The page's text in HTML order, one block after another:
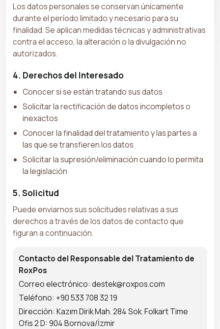
Los datos personales se conservan únicamente
durante el período limitado y necesario para su
finalidad. Se aplican medidas técnicas y administrativas
contra el acceso, la alteración o la divulgación no
autorizados.
4. Derechos del Interesado
Conocer si se están tratando sus datos
Solicitar la rectificación de datos incompletos o
inexactos
Conocer la finalidad del tratamiento y las partes a
las que se transfieren los datos
Solicitar la supresión/eliminación cuando lo permita
la legislación
5. Solicitud
Puede enviarnos sus solicitudes relativas a sus
derechos a través de los datos de contacto que
figuran a continuación.
Contacto del Responsable del Tratamiento de
RoxPos
Correo electrónico: destek@roxpos.com
Teléfono: +90 533 708 32 19
Dirección: Kazım Dirik Mah. 284 Sok. Folkart Time
Ofis 2 D: 904 Bornova/İzmir